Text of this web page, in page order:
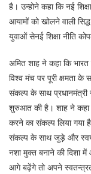
है। उन्होने कहा कि नई
आयामों को खोलने वाली
युवाओं सेनई शिक्षा नीति
अमित शाह ने कहा कि भारत
विश्व मंच पर पूरी क्षमता
संकल्प के साथ प्रधानमंत्री
शुरुआत की है। शाह ने कहा
करने का संकल्प लिया गया
संकल्प के साथ जुड़े और
नशा मुक्त बनाने की दिशा
आगे बढ़ेंगे तो अपने